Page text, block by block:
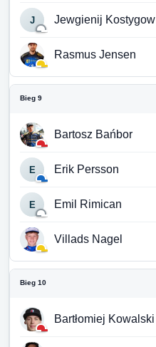
J Jewgienij Kostygow
Rasmus Jensen
Bieg 9
Bartosz Bańbor
E Erik Persson
E Emil Rimican
Villads Nagel
Bieg 10
Bartłomiej Kowalski